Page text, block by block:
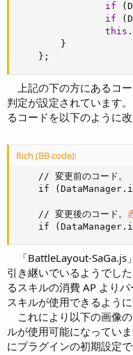
if
(
if
(
this .
}
} ;
上記の下の方にあるコ
判定が設定されています
るコードを以下のように改
Rich (BB code):
    // 変更前のコード。
if
    // 変更後のコード。
if
「BattleLayout-SaGa.js
引き継いでいるようでし
るスキルの消費 AP より
スキルが使用できるように
これにより以下の画像
ルが使用可能になってい
にプラグインの初期設定